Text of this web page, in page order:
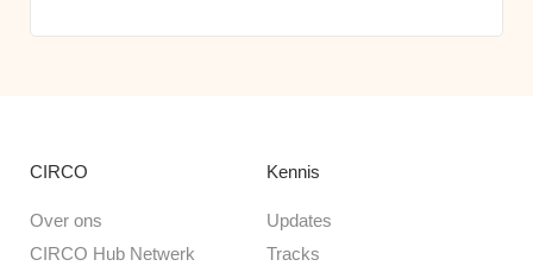
CIRCO
Over ons
CIRCO Hub Netwerk
Kennis
Updates
Tracks